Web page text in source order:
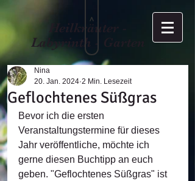
Heilkräuter -
Labyrinth - Garten
>
Geflochtenes Süßgras
Nina
20. Jan. 2024 2 Min. Lesezeit
Bevor ich die ersten
Veranstaltungstermine für dieses
Jahr veröffentliche, möchte ich
gerne diesen Buchtipp an euch
geben. "Geflochtenes Süßgras" ist